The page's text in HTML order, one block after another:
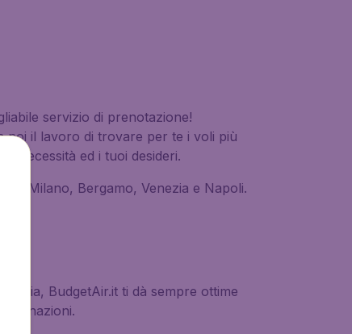
servizio di prenotazione!
noi il lavoro di trovare per te i voli più
necessità ed i tuoi desideri.
Milano, Bergamo, Venezia e Napoli.
BudgetAir.it ti dà sempre ottime